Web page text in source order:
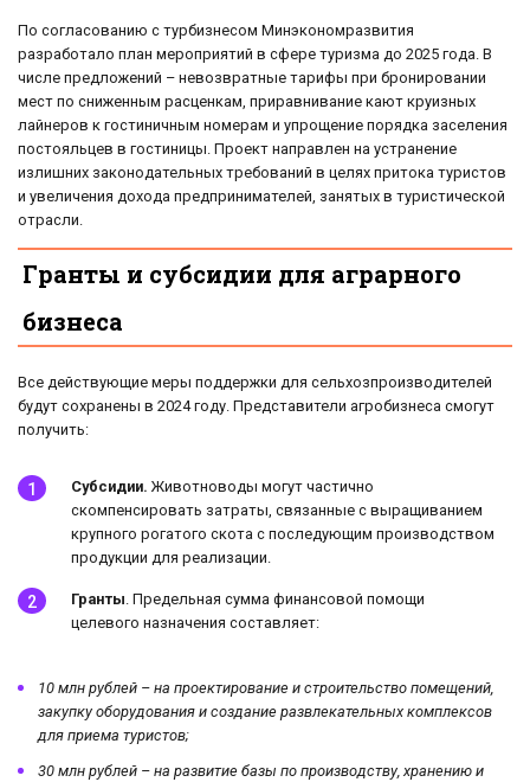
По согласованию с турбизнесом Минэкономразвития
разработало план мероприятий в сфере туризма до 2025 года. В
числе предложений – невозвратные тарифы при бронировании
мест по сниженным расценкам, приравнивание кают круизных
лайнеров к гостиничным номерам и упрощение порядка заселения
постояльцев в гостиницы. Проект направлен на устранение
излишних законодательных требований в целях притока туристов
и увеличения дохода предпринимателей, занятых в туристической
отрасли.
Гранты и субсидии для аграрного
бизнеса
Все действующие меры поддержки для сельхозпроизводителей
будут сохранены в 2024 году. Представители агробизнеса смогут
получить:
Субсидии. Животноводы могут частично
скомпенсировать затраты, связанные с выращиванием
крупного рогатого скота с последующим производством
продукции для реализации.
Гранты . Предельная сумма финансовой помощи
целевого назначения составляет:
10 млн рублей – на проектирование и строительство помещений,
закупку оборудования и создание развлекательных комплексов
для приема туристов;
30 млн рублей – на развитие базы по производству, хранению и